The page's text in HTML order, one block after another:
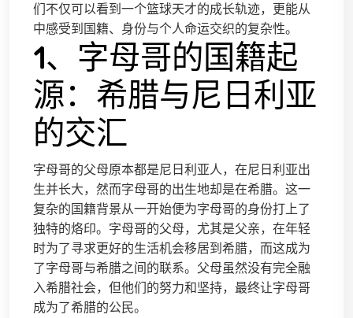
们不仅可以看到一个篮球天才的成长轨迹，更能从
中感受到国籍、身份与个人命运交织的复杂性。
1、字母哥的国籍起
源：希腊与尼日利亚
的交汇
字母哥的父母原本都是尼日利亚人，在尼日利亚出
生并长大，然而字母哥的出生地却是在希腊。这一
复杂的国籍背景从一开始便为字母哥的身份打上了
独特的烙印。字母哥的父母，尤其是父亲，在年轻
时为了寻求更好的生活机会移居到希腊，而这成为
了字母哥与希腊之间的联系。父母虽然没有完全融
入希腊社会，但他们的努力和坚持，最终让字母哥
成为了希腊的公民。